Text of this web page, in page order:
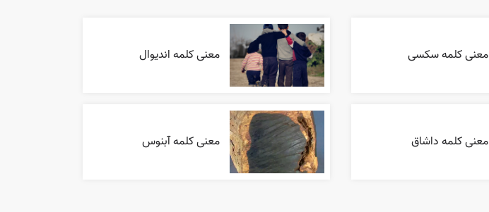
معنی کلمه سکسی معنی کلمه اندیوال
معنی کلمه داشاق معنی کلمه آبنوس